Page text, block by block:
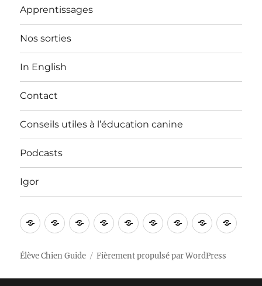
Apprentissages
Nos sorties
In English
Contact
Conseils utiles à l’éducation canine
Podcasts
Igor
Bienvenue
VidéosApprentissages
Nos
sorties
In
English
ContactConseils
utiles
à
Podcasts
Igor
Élève Chien Guide Fièrement propulsé par WordPress